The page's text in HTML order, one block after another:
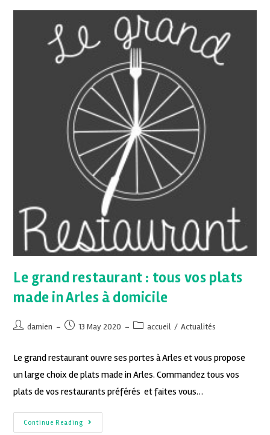
Le grand restaurant : tous vos plats
made in Arles à domicile
damien 13 May 2020 accueil / Actualités
Le grand restaurant ouvre ses portes à Arles et vous propose
un large choix de plats made in Arles. Commandez tous vos
plats de vos restaurants préférés et faites vous…
Continue Reading